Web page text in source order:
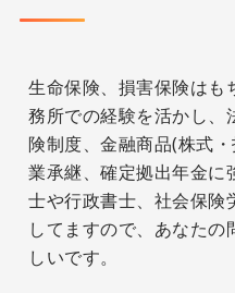
生命保険、損害保険はも
務所での経験を活かし、
険制度、金融商品(株式
業承継、確定拠出年金に
士や行政書士、社会保険
してますので、あなた
しいです。